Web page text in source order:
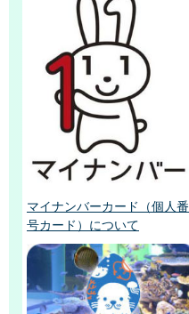
マイナンバーカード（個人番
号カード）について